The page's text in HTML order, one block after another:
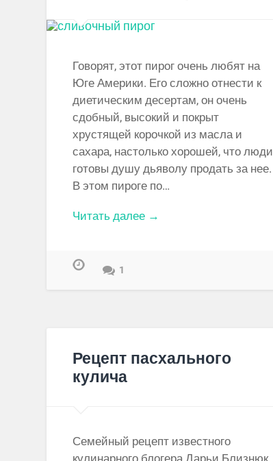
Говорят, этот пирог очень любят на
Юге Америки. Его сложно отнести к
диетическим десертам, он очень
сдобный, высокий и покрыт
хрустящей корочкой из масла и
сахара, настолько хорошей, что люди
готовы душу дьяволу продать за нее.
В этом пироге по…
Читать далее →
1
Рецепт пасхального
кулича
Семейный рецепт известного
кулинарного блогера Дарьи Близнюк.